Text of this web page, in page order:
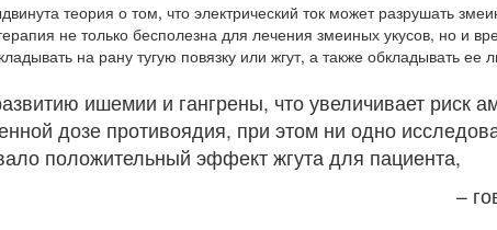
теория о том, что электрический ток может разрушать
не только бесполезна для лечения змеиных укусов, но и
на рану тугую повязку или жгут, а также обкладывать ее
ишемии и гангрены, что увеличивает риск
дозе противоядия, при этом ни одно
положительный эффект жгута для пациента,
–